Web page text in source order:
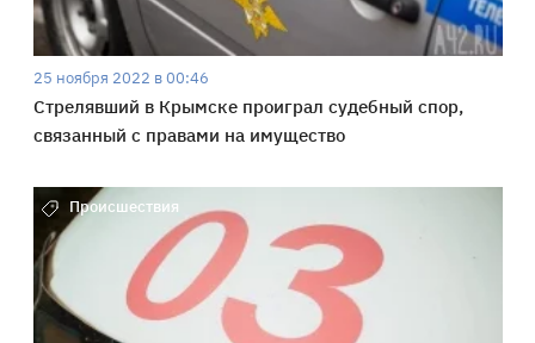
25 ноября 2022 в 00:46
Стрелявший в Крымске проиграл судебный спор,
связанный с правами на имущество
Происшествия